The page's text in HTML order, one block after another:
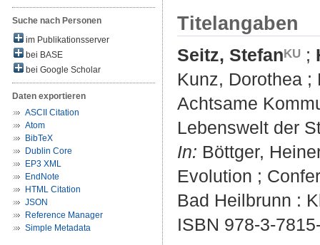
Suche nach Personen
im Publikationsserver
bei BASE
bei Google Scholar
Daten exportieren
ASCII Citation
Atom
BibTeX
Dublin Core
EP3 XML
EndNote
HTML Citation
JSON
Reference Manager
Simple Metadata
Titelangaben
Seitz, Stefan ;
Kunz, Dorothea ;
Achtsame
Lebenswelt der
In: Böttger,
Evolution ;
Bad Heilbrunn :
ISBN 978-3-